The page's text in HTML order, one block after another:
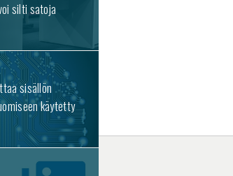
silti satoja
sisällön
käytetty